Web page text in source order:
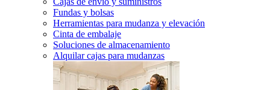
Fundas y bolsas
Herramientas para mudanza y elevación
Cinta de embalaje
Soluciones de almacenamiento
Alquilar cajas para mudanzas